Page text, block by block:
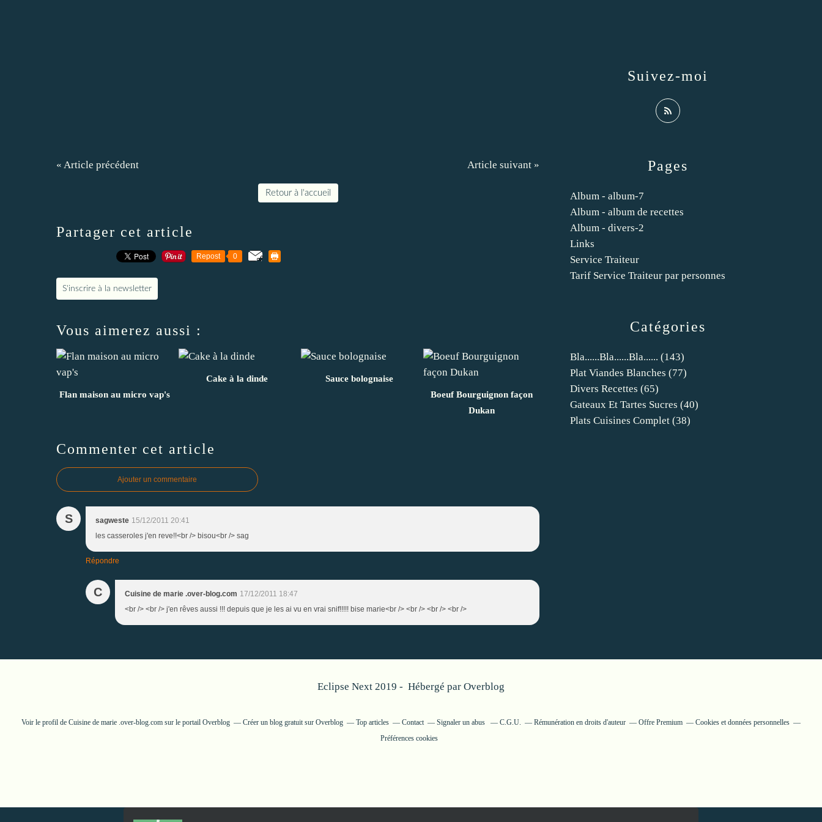
« Article précédent Article suivant »
Retour à l'accueil
Partager cet article
Repost 0
S'inscrire à la newsletter
Vous aimerez aussi :
Flan maison au micro vap's
Cake à la dinde
Sauce bolognaise
Boeuf Bourguignon façon
Dukan
Commenter cet article
Ajouter un commentaire
S sagweste 15/12/2011 20:41
les casseroles j'en reve!!<br /> bisou<br /> sag
Répondre
C Cuisine de marie .over-blog.com 17/12/2011 18:47
<br /> <br /> j'en rêves aussi !!! depuis que je les ai vu en vrai snif!!!!! bise marie<br /> <br /> <br /> <br />
Catégories
Bla......bla......bla...... (143)
Plat Viandes Blanches (77)
Divers Recettes (65)
Gateaux Et Tartes Sucres (40)
Plats Cuisines Complet (38)
Pages
Album - album-7
Album - album de recettes
Album - divers-2
Links
Service Traiteur
Tarif Service Traiteur par personnes
Suivez-moi
Eclipse Next 2019 - Hébergé par Overblog
Voir le profil de Cuisine de marie .over-blog.com sur le portail Overblog Créer un blog gratuit sur Overblog Top articles Contact Signaler un abus C.G.U. Rémunération en droits d'auteur Offre Premium
Cookies et données personnelles
Préférences cookies